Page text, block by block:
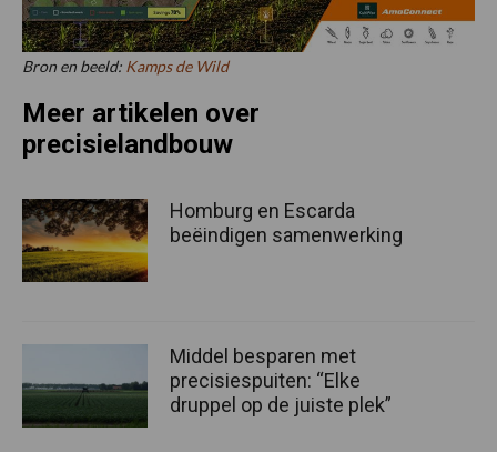
Bron en beeld: Kamps de Wild
Meer artikelen over
precisielandbouw
Homburg en Escarda
beëindigen samenwerking
Middel besparen met
precisiespuiten: “Elke
druppel op de juiste plek”